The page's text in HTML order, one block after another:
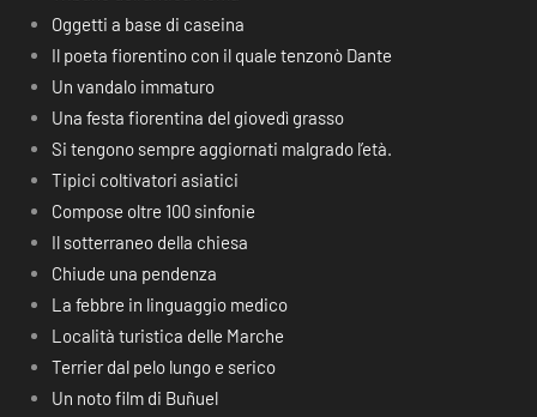
Oggetti a base di caseina
Il poeta fiorentino con il quale tenzonò Dante
Un vandalo immaturo
Una festa fiorentina del giovedì grasso
Si tengono sempre aggiornati malgrado l’età.
Tipici coltivatori asiatici
Compose oltre 100 sinfonie
Il sotterraneo della chiesa
Chiude una pendenza
La febbre in linguaggio medico
Località turistica delle Marche
Terrier dal pelo lungo e serico
Un noto film di Buñuel